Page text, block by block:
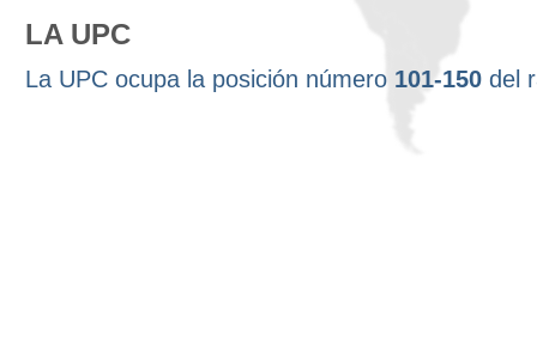
LA UPC
La UPC ocupa la posición número 101-150 del